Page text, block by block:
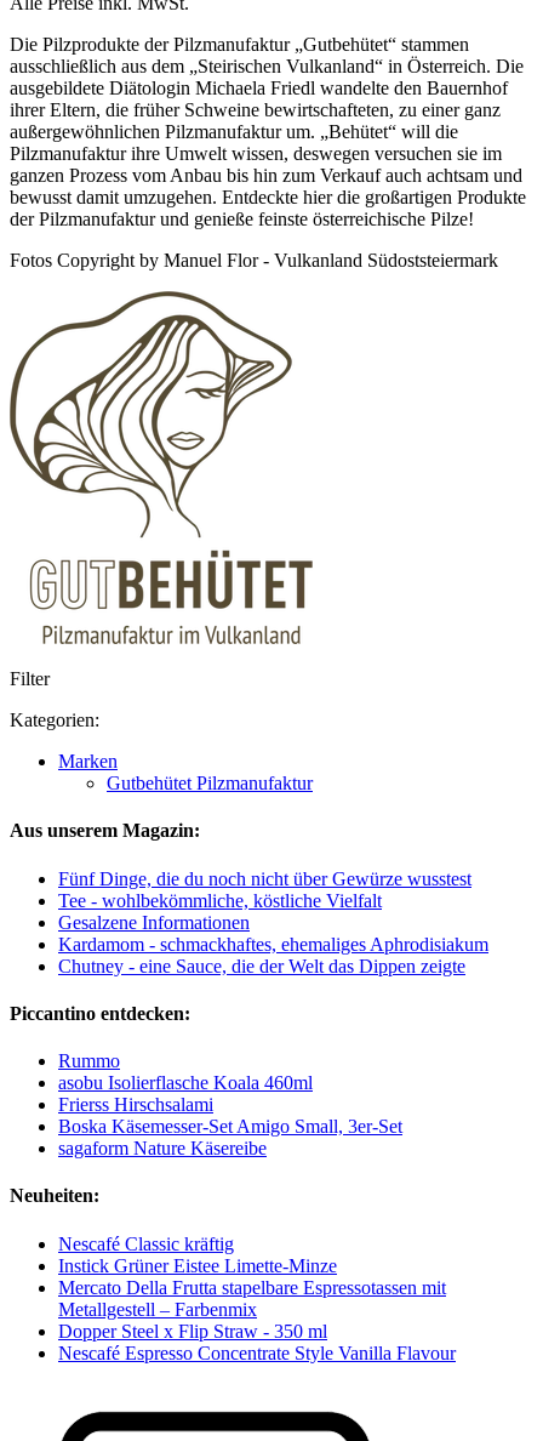
Die Pilzprodukte der Pilzmanufaktur „Gutbehütet“ stammen
ausschließlich aus dem „Steirischen Vulkanland“ in Österreich. Die
ausgebildete Diätologin Michaela Friedl wandelte den Bauernhof
ihrer Eltern, die früher Schweine bewirtschafteten, zu einer ganz
außergewöhnlichen Pilzmanufaktur um. „Behütet“ will die
Pilzmanufaktur ihre Umwelt wissen, deswegen versuchen sie im
ganzen Prozess vom Anbau bis hin zum Verkauf auch achtsam und
bewusst damit umzugehen. Entdeckte hier die großartigen Produkte
der Pilzmanufaktur und genieße feinste österreichische Pilze!
Fotos Copyright by Manuel Flor - Vulkanland Südoststeiermark
Filter
Kategorien:
Marken
Gutbehütet Pilzmanufaktur
Aus unserem Magazin:
Fünf Dinge, die du noch nicht über Gewürze wusstest
Tee - wohlbekömmliche, köstliche Vielfalt
Gesalzene Informationen
Kardamom - schmackhaftes, ehemaliges Aphrodisiakum
Chutney - eine Sauce, die der Welt das Dippen zeigte
Piccantino entdecken:
Rummo
asobu Isolierflasche Koala 460ml
Frierss Hirschsalami
Boska Käsemesser-Set Amigo Small, 3er-Set
sagaform Nature Käsereibe
Neuheiten:
Nescafé Classic kräftig
Instick Grüner Eistee Limette-Minze
Mercato Della Frutta stapelbare Espressotassen mit
Metallgestell – Farbenmix
Dopper Steel x Flip Straw - 350 ml
Nescafé Espresso Concentrate Style Vanilla Flavour